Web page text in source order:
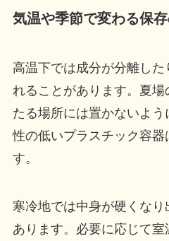
気温や季節で変わる保
高温下では成分が分離し
れることがあります。夏
たる場所には置かないよ
性の低いプラスチック容
す。
寒冷地では中身が硬くな
あります。必要に応じて室